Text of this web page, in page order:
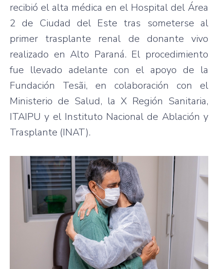
recibió el alta médica en el Hospital del Área
2 de Ciudad del Este tras someterse al
primer trasplante renal de donante vivo
realizado en Alto Paraná. El procedimiento
fue llevado adelante con el apoyo de la
Fundación Tesãi, en colaboración con el
Ministerio de Salud, la X Región Sanitaria,
ITAIPU y el Instituto Nacional de Ablación y
Trasplante (INAT).